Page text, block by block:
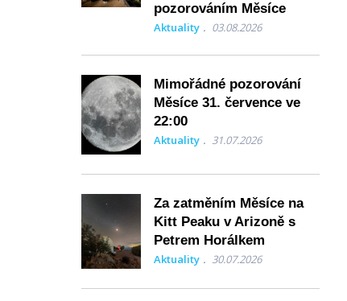
pozorováním Měsíce
Aktuality 03.08.2026
Mimořádné pozorování
Měsíce 31. července ve
22:00
Aktuality 31.07.2026
Za zatměním Měsíce na
Kitt Peaku v Arizoně s
Petrem Horálkem
Aktuality 30.07.2026